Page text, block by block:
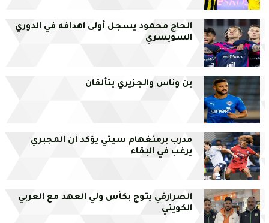
الحاج محمود يسجل أولى اهدافه في الدوري
السويسري
بن وناس والجزيري يتألقان
مدرب برمنغهام سيتي يؤكد أن المجبري
يرغب في البقاء
الصرارفي يتوج بكأس ولي العهد مع العربي
الكويتي